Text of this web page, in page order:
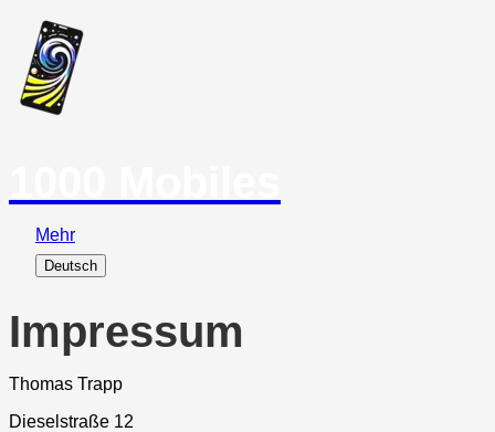
Mehr
Deutsch
Impressum
Thomas Trapp
Dieselstraße 12